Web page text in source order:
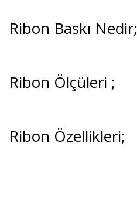
Ribon Baskı Nedir;
Ribon Ölçüleri ;
Ribon Özellikleri;